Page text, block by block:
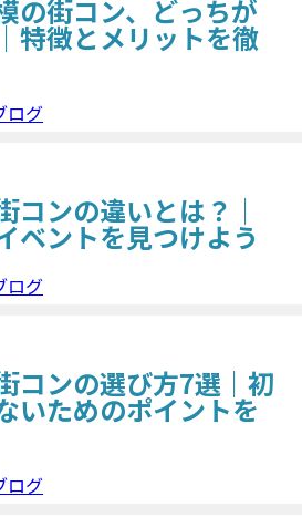
の街コン、どっちが
特徴とメリットを徹
ログ
コンの違いとは？｜
ベントを見つけよう
ログ
コンの選び方7選｜初
いためのポイントを
ログ